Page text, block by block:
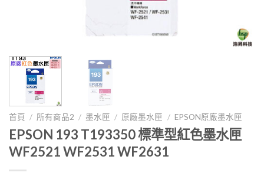
首頁 / 所有商品2 / 墨水匣 / 原廠墨水匣 / EPSON原廠墨水匣
EPSON 193 T193350 標準型紅色墨水匣
WF2521 WF2531 WF2631